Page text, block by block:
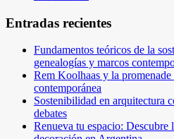
Entradas recientes
Fundamentos teóricos de la
genealogías y marcos
Rem Koolhaas y la
contemporánea
Sostenibilidad en arquitectura
debates
Renueva tu espacio: Descubre